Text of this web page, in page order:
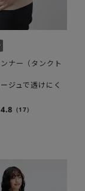
ナー（タンクト
ジュで透けにく
4.8 （17）